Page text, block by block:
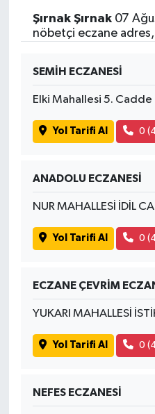
Şırnak Şırnak07
nöbetçi eczane
SEMİH ECZANESİ
Elki Mahallesi 5.
Yol Tarifi Al 0
ANADOLU ECZANESİ
NUR MAHALLESİ İDİL
Yol Tarifi Al 0
ECZANE ÇEVRİM
YUKARI MAHALLESİ
Yol Tarifi Al 0
NEFES ECZANESİ